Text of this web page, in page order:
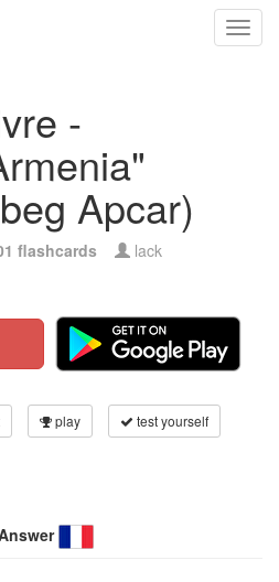
-
Apcar)
flashcards lack
play test yourself